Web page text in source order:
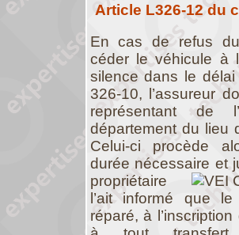
Article L326-12 du
En cas de refus
céder le véhicule à
silence dans le délai
326-10, l’assureur
représentant de
département du lieu
Celui-ci procède
durée nécessaire et
propriétaire
l’ait informé que
réparé, à